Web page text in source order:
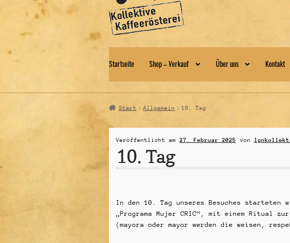
Startseite Shop – Verkauf Über uns Kontakt
Start Allgemein 10. Tag
Veröffentlicht am 27. Februar 2025 von
10. Tag
In den 10. Tag unseres Besuches
„Programa Mujer CRIC“, mit einem Ritual
(mayora oder mayor werden die weisen,